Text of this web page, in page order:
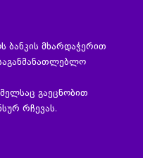
ბანკის მხარდაჭერით
გაეცნობით
რჩევას.